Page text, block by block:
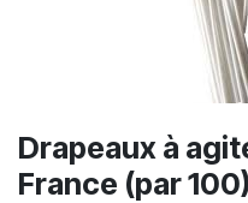
Drapeaux à
France (par 100)